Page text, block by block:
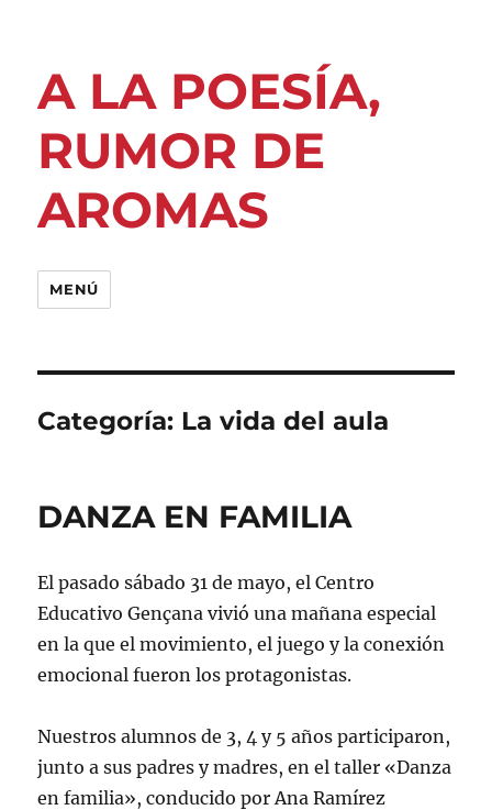
A LA POESÍA,
RUMOR DE
AROMAS
MENÚ
Categoría: La vida del aula
DANZA EN FAMILIA
El pasado sábado 31 de mayo, el Centro
Educativo Gençana vivió una mañana especial
en la que el movimiento, el juego y la conexión
emocional fueron los protagonistas.
Nuestros alumnos de 3, 4 y 5 años participaron,
junto a sus padres y madres, en el taller «Danza
en familia», conducido por Ana Ramírez